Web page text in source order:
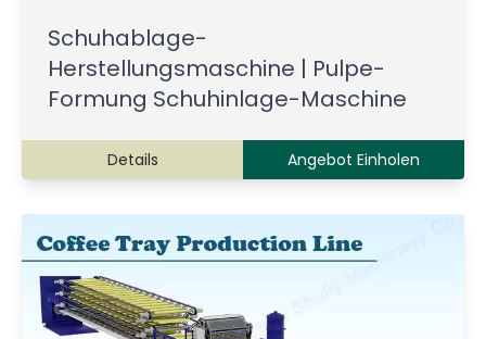
Schuhablage-
Herstellungsmaschine | Pulpe-
Formung Schuhinlage-Maschine
Details Angebot Einholen